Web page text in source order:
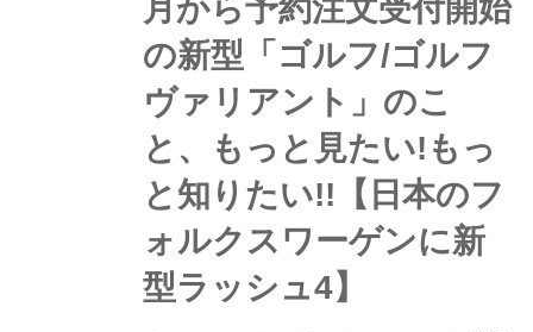
月から予約注文受付開始
の新型「ゴルフ/ゴルフ
ヴァリアント」のこ
と、もっと見たい!もっ
と知りたい!!【日本のフ
ォルクスワーゲンに新
型ラッシュ4】